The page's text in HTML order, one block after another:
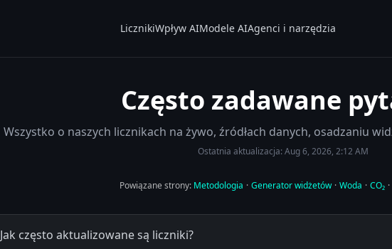
LicznikiWpływ AIModele AIAgenci i narzędzia
Często zadawane
Wszystko o naszych licznikach na żywo, źródłach danych, osadzaniu
Ostatnia aktualizacja:Aug 6, 2026, 2:12 AM
Powiązane strony: Metodologia · Generator widżetów · Woda · CO₂ ·
Jak często aktualizowane są liczniki?